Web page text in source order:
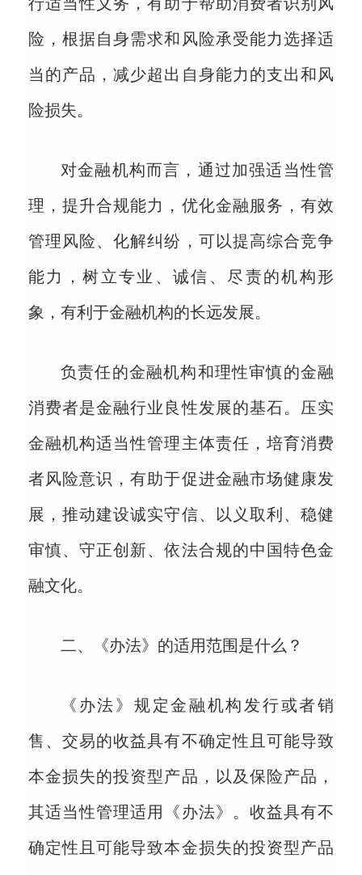
行适当性义务，有助于帮助消费者识别风
险，根据自身需求和风险承受能力选择适
当的产品，减少超出自身能力的支出和风
险损失。
对金融机构而言，通过加强适当性管
理，提升合规能力，优化金融服务，有效
管理风险、化解纠纷，可以提高综合竞争
能力，树立专业、诚信、尽责的机构形
象，有利于金融机构的长远发展。
负责任的金融机构和理性审慎的金融
消费者是金融行业良性发展的基石。压实
金融机构适当性管理主体责任，培育消费
者风险意识，有助于促进金融市场健康发
展，推动建设诚实守信、以义取利、稳健
审慎、守正创新、依法合规的中国特色金
融文化。
二、《办法》的适用范围是什么？
《办法》规定金融机构发行或者销
售、交易的收益具有不确定性且可能导致
本金损失的投资型产品，以及保险产品，
其适当性管理适用《办法》。收益具有不
确定性且可能导致本金损失的投资型产品